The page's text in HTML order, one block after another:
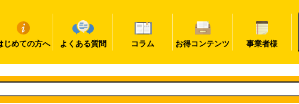
じめての方へ よくある質問 コラム お得コンテンツ 事業者様